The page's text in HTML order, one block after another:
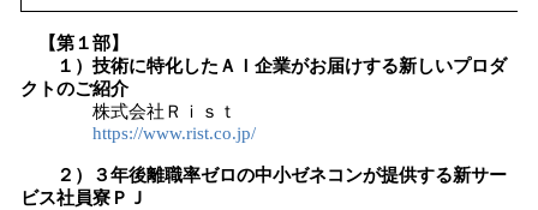
【第１部】
１）技術に特化したＡＩ企業がお届けする新しいプロダ
クトのご紹介
株式会社Ｒｉｓｔ
https://www.rist.co.jp/
２）３年後離職率ゼロの中小ゼネコンが提供する新サー
ビス社員寮ＰＪ